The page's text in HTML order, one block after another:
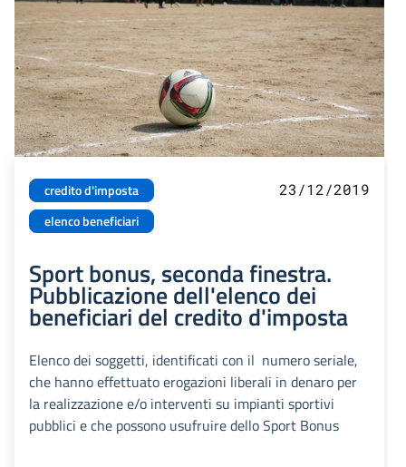
credito d'imposta
elenco beneficiari
23/12/2019
Sport bonus, seconda finestra.
Pubblicazione dell'elenco dei
beneficiari del credito d'imposta
Elenco dei soggetti, identificati con il numero seriale,
che hanno effettuato erogazioni liberali in denaro per
la realizzazione e/o interventi su impianti sportivi
pubblici e che possono usufruire dello Sport Bonus